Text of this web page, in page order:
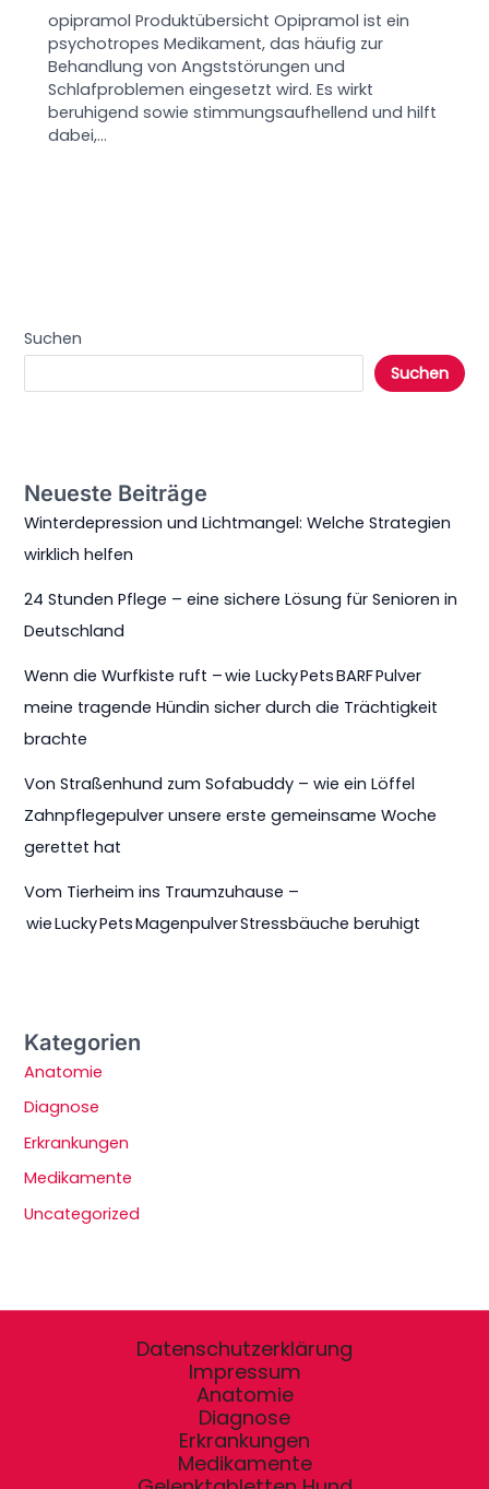
opipramol Produktübersicht Opipramol ist ein
psychotropes Medikament, das häufig zur
Behandlung von Angststörungen und
Schlafproblemen eingesetzt wird. Es wirkt
beruhigend sowie stimmungsaufhellend und hilft
dabei,…
Suchen
Suchen
Neueste Beiträge
Winterdepression und Lichtmangel: Welche Strategien
wirklich helfen
24 Stunden Pflege – eine sichere Lösung für Senioren in
Deutschland
Wenn die Wurfkiste ruft – wie Lucky Pets BARF Pulver
meine tragende Hündin sicher durch die Trächtigkeit
brachte
Von Straßenhund zum Sofabuddy – wie ein Löffel
Zahnpflegepulver unsere erste gemeinsame Woche
gerettet hat
Vom Tierheim ins Traumzuhause –
wie Lucky Pets Magenpulver Stressbäuche beruhigt
Kategorien
Anatomie
Diagnose
Erkrankungen
Medikamente
Uncategorized
Datenschutzerklärung
Impressum
Anatomie
Diagnose
Erkrankungen
Medikamente